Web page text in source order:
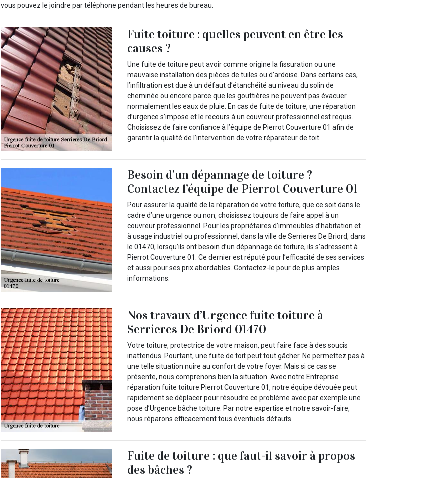
vous pouvez le joindre par téléphone pendant les heures de bureau.
Fuite toiture : quelles peuvent en être les
causes ?
Une fuite de toiture peut avoir comme origine la fissuration ou une
mauvaise installation des pièces de tuiles ou d’ardoise. Dans certains cas,
l’infiltration est due à un défaut d’étanchéité au niveau du solin de
cheminée ou encore parce que les gouttières ne peuvent pas évacuer
normalement les eaux de pluie. En cas de fuite de toiture, une réparation
d’urgence s’impose et le recours à un couvreur professionnel est requis.
Choisissez de faire confiance à l’équipe de Pierrot Couverture 01 afin de
garantir la qualité de l’intervention de votre réparateur de toit.
Besoin d’un dépannage de toiture ?
Contactez l’équipe de Pierrot Couverture 01
Pour assurer la qualité de la réparation de votre toiture, que ce soit dans le
cadre d’une urgence ou non, choisissez toujours de faire appel à un
couvreur professionnel. Pour les propriétaires d’immeubles d’habitation et
à usage industriel ou professionnel, dans la ville de Serrieres De Briord, dans
le 01470, lorsqu’ils ont besoin d’un dépannage de toiture, ils s’adressent à
Pierrot Couverture 01. Ce dernier est réputé pour l’efficacité de ses services
et aussi pour ses prix abordables. Contactez-le pour de plus amples
informations.
Nos travaux d’Urgence fuite toiture à
Serrieres De Briord 01470
Votre toiture, protectrice de votre maison, peut faire face à des soucis
inattendus. Pourtant, une fuite de toit peut tout gâcher. Ne permettez pas à
une telle situation nuire au confort de votre foyer. Mais si ce cas se
présente, nous comprenons bien la situation. Avec notre Entreprise
réparation fuite toiture Pierrot Couverture 01, notre équipe dévouée peut
rapidement se déplacer pour résoudre ce problème avec par exemple une
pose d’Urgence bâche toiture. Par notre expertise et notre savoir-faire,
nous réparons efficacement tous éventuels défauts.
Fuite de toiture : que faut-il savoir à propos
des bâches ?